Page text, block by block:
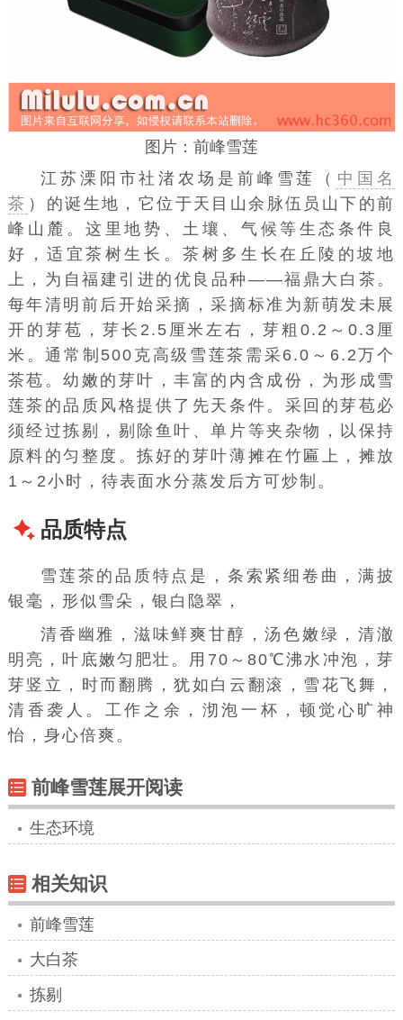
图片：前峰雪莲
江苏 溧阳 市社渚农场是前峰雪莲（ 中国名
茶 ）的诞生地，它位于天目山余脉伍员山下的前
峰山麓。这里地势、土壤、气候等生态条件良
好，适宜茶树生长。茶树多生长在丘陵的坡地
上，为自福建 引进的优良品种——福鼎大白茶。
每年清明前后开始采摘，采摘标准为新萌发未展
开的芽苞，芽长2.5厘米左右，芽粗0.2～0.3厘
米。通常制500克高级雪莲茶需采6.0～6.2万个
茶苞。幼嫩的芽叶，丰富的内含成份，为形成雪
莲茶的品质风格提供了先天条件。采回的芽苞必
须经过拣剔，剔除鱼叶、单片等夹杂物，以保持
原料的匀整度。拣好的芽叶薄摊在竹匾上，摊放
1～2小时，待表面水分蒸发后方可炒制。
品质特点
雪莲茶的品质特点是，条索紧细卷曲，满披
银毫 ，形似雪朵，银白隐翠，
清香幽雅，滋味鲜爽甘醇，汤色嫩绿，清澈
明亮，叶底嫩匀肥壮。用70～80℃沸水冲泡，芽
芽竖立，时而翻腾，犹如白云翻滚，雪花飞舞，
清香袭人。工作之余，沏泡一杯，顿觉心旷神
怡，身心倍爽。
前峰雪莲展开阅读
生态环境
相关知识
前峰雪莲
大白茶
拣剔